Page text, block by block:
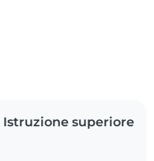
Istruzione superiore